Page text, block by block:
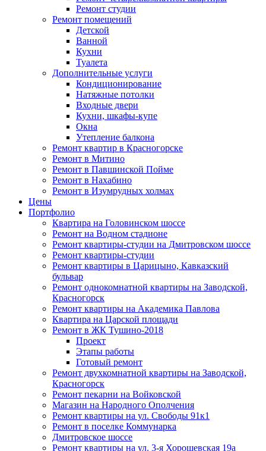
Ремонт студии
Ремонт помещений
Детской
Ванной
Кухни
Туалета
Дополнительные услуги
Кондиционирование
Натяжные потолки
Входные двери
Кухни, шкафы-купе
Окна
Утепление балкона
Ремонт квартир в Красногорске
Ремонт в Митино
Ремонт в Павшинской Пойме
Ремонт в Нахабино
Ремонт в Изумрудных холмах
Цены
Портфолио
Квартира на Головинском шоссе
Ремонт на Водном стадионе
Ремонт квартиры-студии на Дмитровском шоссе
Ремонт квартиры-студии
Ремонт квартиры в Царицыно, Кавказский
бульвар
Ремонт однокомнатной квартиры на Заводской,
Красногорск
Ремонт квартиры на Академика Павлова
Квартира на Царской площади
Ремонт в ЖК Тушино-2018
Проект
Этапы работы
Готовый ремонт
Ремонт двухкомнатной квартиры на Заводской,
Красногорск
Ремонт пекарни на Войковской
Магазин на Народного Ополчения
Ремонт квартиры на ул. Свободы 91к1
Ремонт в поселке Коммунарка
Дмитровское шоссе
Ремонт квартиры на ул. 3-я Хорошевская 19а